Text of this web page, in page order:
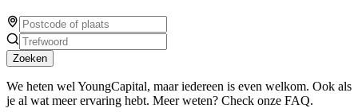
Zoeken
We heten wel YoungCapital, maar iedereen is even welkom. Ook als
je al wat meer ervaring hebt. Meer weten? Check onze FAQ.